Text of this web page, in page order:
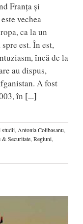
Franţa şi
vechea
ca la un
est. În est,
încă de la
au dispus,
A fost
în [...]
studii, Antonia Colibasanu,
& Securitate, Regiuni,